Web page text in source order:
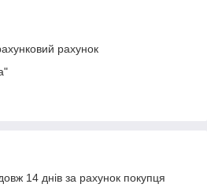
рахунок
14 днів за рахунок покупця